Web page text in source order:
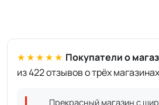
★★★★★ Покупатели о
из 422 отзывов о трёх магазинах
Прекрасный магазин с